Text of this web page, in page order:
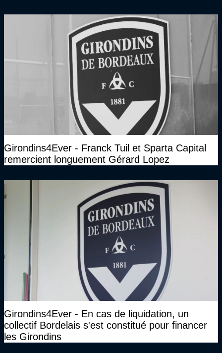
Girondins4Ever - Franck Tuil et Sparta Capital
remercient longuement Gérard Lopez
Girondins4Ever - En cas de liquidation, un
collectif Bordelais s'est constitué pour financer
les Girondins